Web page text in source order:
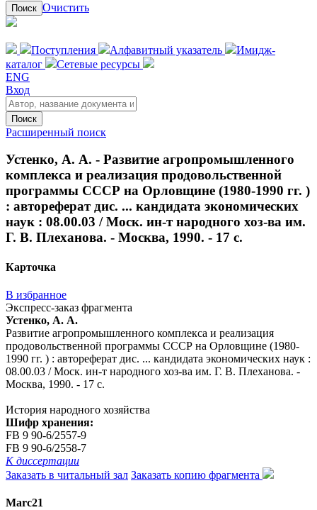
Поиск Очистить
Поступления Алфавитный указатель
Имидж-
каталог
Сетевые ресурсы
ENG
Вход
Поиск
Расширенный поиск
Устенко, А. А. - Развитие агропромышленного
комплекса и реализация продовольственной
программы СССР на Орловщине (1980-1990 гг. )
: автореферат дис. ... кандидата экономических
наук : 08.00.03 / Моск. ин-т народного хоз-ва им.
Г. В. Плеханова. - Москва, 1990. - 17 с.
Карточка
В избранное
Экспресс-заказ фрагмента
Устенко, А. А.
Развитие агропромышленного комплекса и реализация
продовольственной программы СССР на Орловщине (1980-
1990 гг. ) : автореферат дис. ... кандидата экономических наук :
08.00.03 / Моск. ин-т народного хоз-ва им. Г. В. Плеханова. -
Москва, 1990. - 17 с.
История народного хозяйства
Шифр хранения:
FB 9 90-6/2557-9
FB 9 90-6/2558-7
К диссертации
Заказать в читальный зал Заказать копию фрагмента
Marc21